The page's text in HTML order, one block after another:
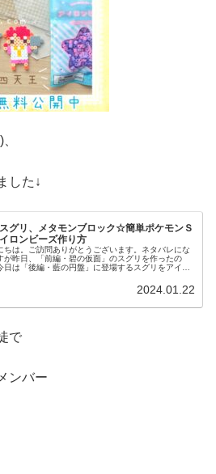
した↓
グリ、メタモンブロック☆簡単ポケモンＳ
ロンビーズ作り方
ちは。ご訪問ありがとうございます。ネタバレにな
が昨日、「前編・碧の仮面」のスグリを作ったの
日は「後編・藍の円盤」に登場するスグリをアイロ
2024.01.22
で
ンバー